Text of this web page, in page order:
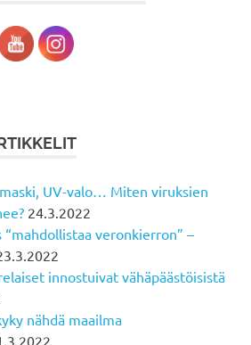
UV-valo… Miten viruksien
24.3.2022
veronkierron” –
innostuivat vähäpäästöisistä
nähdä maailma